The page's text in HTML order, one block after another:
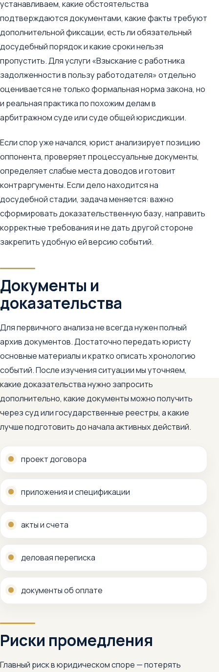
устанавливаем, какие обстоятельства
подтверждаются документами, какие факты требуют
дополнительной фиксации, есть ли обязательный
досудебный порядок и какие сроки нельзя
пропустить. Для услуги «Взыскание с работника
задолженности в пользу работодателя» отдельно
оценивается не только формальная норма закона, но
и реальная практика по похожим делам в
арбитражном суде или суде общей юрисдикции.
Если спор уже начался, юрист анализирует позицию
оппонента, проверяет процессуальные документы,
определяет слабые места доводов и готовит
контраргументы. Если дело находится на
досудебной стадии, задача меняется: важно
сформировать доказательственную базу, направить
корректные требования и не дать другой стороне
закрепить удобную ей версию событий.
Документы и
доказательства
Для первичного анализа не всегда нужен полный
архив документов. Достаточно передать юристу
основные материалы и кратко описать хронологию
событий. После изучения ситуации мы уточняем,
какие доказательства нужно запросить
дополнительно, какие документы можно получить
через суд или государственные реестры, а какие
лучше подготовить до начала активных действий.
проект договора
приложения и спецификации
акты и счета
деловая переписка
документы об оплате
Риски промедления
Главный риск в юридическом споре — потерять